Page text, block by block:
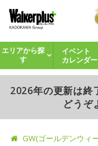
エリアから探
す
イベント
カレンダー
2026年の更新は終
どうぞ
GW(ゴールデンウィ